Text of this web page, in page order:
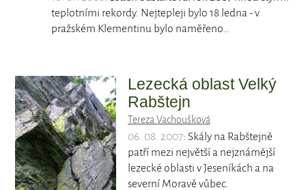
teplotními rekordy. Nejtepleji bylo 18.ledna - v
pražském Klementinu bylo naměřeno…
Lezecká oblast Velký
Rabštejn
Tereza Vachoušková
06. 08. 2007: Skály na Rabštejně
patří mezi největší a nejznámější
lezecké oblasti v Jeseníkách a na
severní Moravě vůbec.